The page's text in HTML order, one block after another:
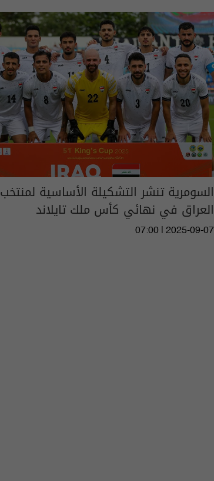
السومرية تنشر التشكيلة الأساسية لمنتخب
العراق في نهائي كأس ملك تايلاند
07:00 | 2025-09-07